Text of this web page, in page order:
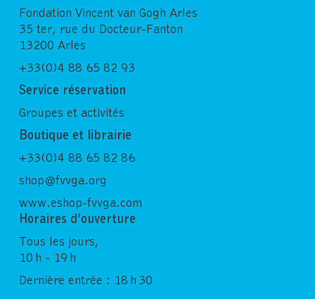
Fondation Vincent van Gogh Arles
35 ter, rue du Docteur-Fanton
13200 Arles
+33(0)4 88 65 82 93
Service réservation
Groupes et activités
Boutique et librairie
+33(0)4 88 65 82 86
shop@fvvga.org
www.eshop-fvvga.com
Horaires d’ouverture
Tous les jours,
10 h - 19 h
Dernière entrée : 18 h 30